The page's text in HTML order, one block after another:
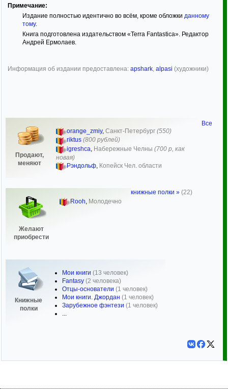
Примечание:
Издание полностью идентично во всём, кроме обложки данному
тому.
Книга подготовлена издательством «Terra Fantastica». Редактор
Андрей Ермолаев.
Информация об издании предоставлена: apshark alpasi (художники)
Продают,
меняют
orange_zmiy, Санкт-Петербург (550)
riktus (800 рублей)
igreshca Набережные Челны (700 р, как
новая)
Рэндольф, Копейск Чел. области
Желают
приобрести
Rooh, Молодечно
Книжные
полки
Мои книги (13 человек)
Fantasy (2 человека)
Отцы-основатели (1 человек)
Мои книги. Джордан (1 человек)
Зарубежное фэнтези (1 человек)
...
Все
книжные полки » (22)